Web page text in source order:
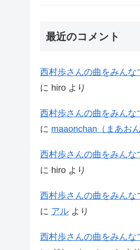
最近のコメント
西村歩さんの曲をみんな
に hiro より
西村歩さんの曲をみんな
に maaonchan（まあおん
西村歩さんの曲をみんな
に hiro より
西村歩さんの曲をみんな
に アル より
西村歩さんの曲をみんな